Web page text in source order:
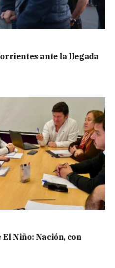
ante la llegada
Niño: Nación, con